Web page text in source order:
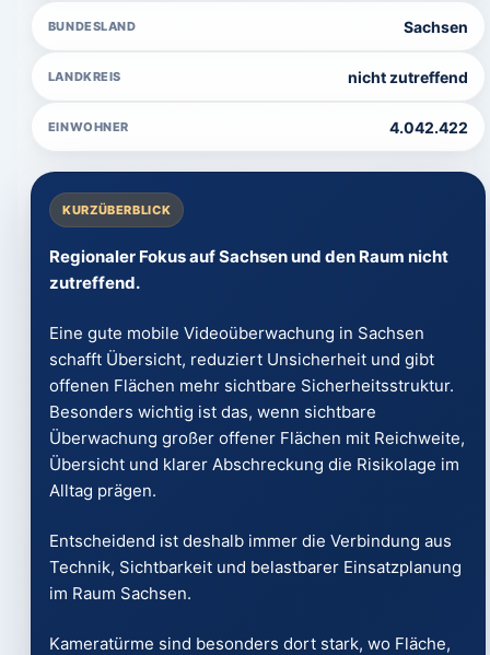
BUNDESLAND Sachsen
LANDKREIS nicht zutreffend
EINWOHNER 4.042.422
KURZÜBERBLICK
Regionaler Fokus auf Sachsen und den Raum nicht
zutreffend.
Eine gute mobile Videoüberwachung in Sachsen
schafft Übersicht, reduziert Unsicherheit und gibt
offenen Flächen mehr sichtbare Sicherheitsstruktur.
Besonders wichtig ist das, wenn sichtbare
Überwachung großer offener Flächen mit Reichweite,
Übersicht und klarer Abschreckung die Risikolage im
Alltag prägen.
Entscheidend ist deshalb immer die Verbindung aus
Technik, Sichtbarkeit und belastbarer Einsatzplanung
im Raum Sachsen.
Kameratürme sind besonders dort stark, wo Fläche,